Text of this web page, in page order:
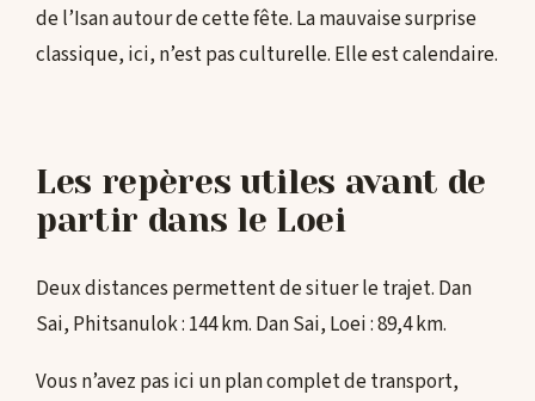
de l’Isan autour de cette fête. La mauvaise surprise
classique, ici, n’est pas culturelle. Elle est calendaire.
Les repères utiles avant de
partir dans le Loei
Deux distances permettent de situer le trajet. Dan
Sai, Phitsanulok : 144 km. Dan Sai, Loei : 89,4 km.
Vous n’avez pas ici un plan complet de transport,